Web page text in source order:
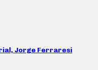
Jorge Ferraresi